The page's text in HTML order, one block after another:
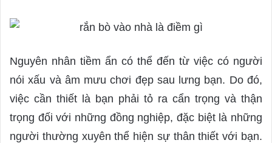
Nguyên nhân tiềm ẩn có thể đến từ việc có người
nói xấu và âm mưu chơi đẹp sau lưng bạn. Do đó,
việc cần thiết là bạn phải tỏ ra cẩn trọng và thận
trọng đối với những đồng nghiệp, đặc biệt là những
người thường xuyên thể hiện sự thân thiết với bạn.